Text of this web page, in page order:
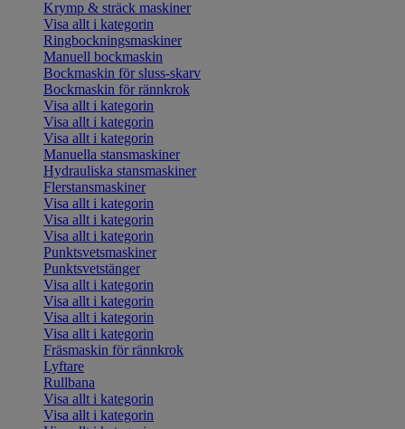
Krymp & sträck maskiner
Visa allt i kategorin
Ringbockningsmaskiner
Manuell bockmaskin
Bockmaskin för sluss-skarv
Bockmaskin för rännkrok
Visa allt i kategorin
Visa allt i kategorin
Visa allt i kategorin
Manuella stansmaskiner
Hydrauliska stansmaskiner
Flerstansmaskiner
Visa allt i kategorin
Visa allt i kategorin
Visa allt i kategorin
Punktsvetsmaskiner
Punktsvetstänger
Visa allt i kategorin
Visa allt i kategorin
Visa allt i kategorin
Visa allt i kategorin
Fräsmaskin för rännkrok
Lyftare
Rullbana
Visa allt i kategorin
Visa allt i kategorin